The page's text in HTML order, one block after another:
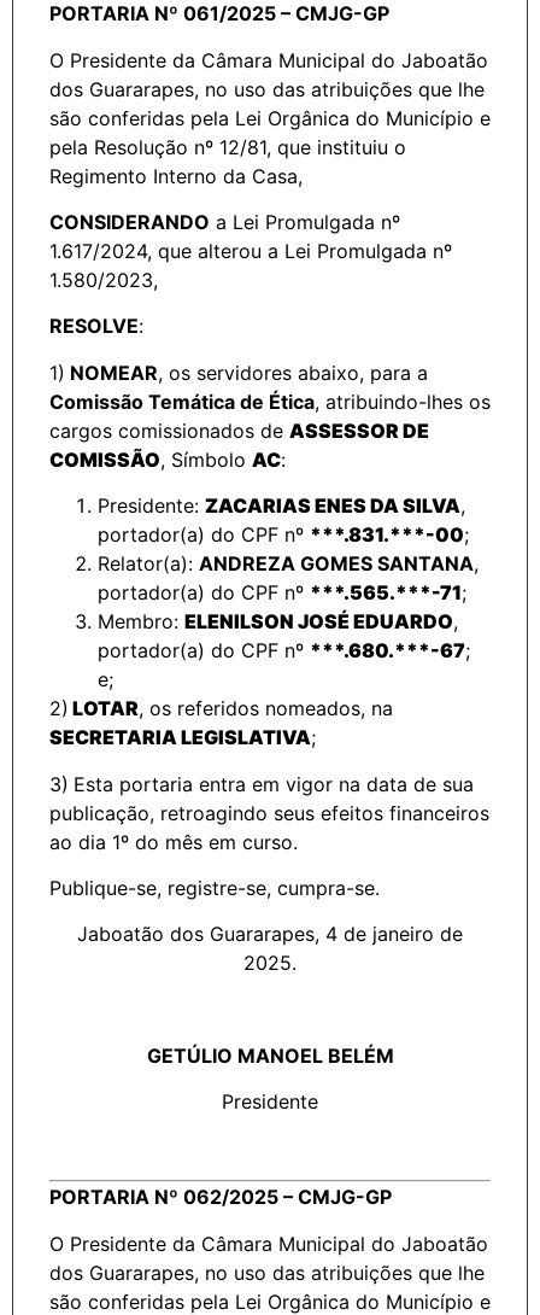
PORTARIA Nº 061/2025 – CMJG-GP
O Presidente da Câmara Municipal do Jaboatão
dos Guararapes, no uso das atribuições que lhe
são conferidas pela Lei Orgânica do Município e
pela Resolução nº 12/81, que instituiu o
Regimento Interno da Casa,
CONSIDERANDO a Lei Promulgada nº
1.617/2024, que alterou a Lei Promulgada nº
1.580/2023,
RESOLVE:
1) NOMEAR, os servidores abaixo, para a
Comissão Temática de Ética, atribuindo-lhes os
cargos comissionados de ASSESSOR DE
COMISSÃO, Símbolo AC:
Presidente: ZACARIAS ENES DA SILVA,
portador(a) do CPF nº ***.831.***-00;
Relator(a): ANDREZA GOMES SANTANA,
portador(a) do CPF nº ***.565.***-71;
Membro: ELENILSON JOSÉ EDUARDO,
portador(a) do CPF nº ***.680.***-67;
e;
2) LOTAR, os referidos nomeados, na
SECRETARIA LEGISLATIVA;
3) Esta portaria entra em vigor na data de sua
publicação, retroagindo seus efeitos financeiros
ao dia 1º do mês em curso.
Publique-se, registre-se, cumpra-se.
Jaboatão dos Guararapes, 4 de janeiro de
2025.
GETÚLIO MANOEL BELÉM
Presidente
PORTARIA Nº 062/2025 – CMJG-GP
O Presidente da Câmara Municipal do Jaboatão
dos Guararapes, no uso das atribuições que lhe
são conferidas pela Lei Orgânica do Município e